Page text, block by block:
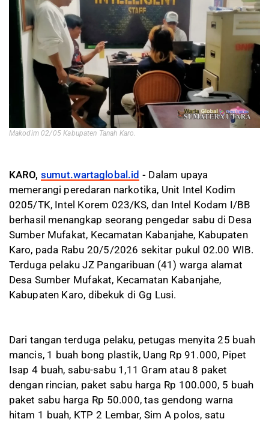
Makodim 02/05 Kabupaten Tanah Karo.
KARO,sumut.wartaglobal.id - Dalam upaya
memerangi peredaran narkotika, Unit Intel Kodim
0205/TK, Intel Korem 023/KS, dan Intel Kodam I/BB
berhasil menangkap seorang pengedar sabu di Desa
Sumber Mufakat, Kecamatan Kabanjahe, Kabupaten
Karo, pada Rabu 20/5/2026 sekitar pukul 02.00 WIB.
Terduga pelaku JZ Pangaribuan (41) warga alamat
Desa Sumber Mufakat, Kecamatan Kabanjahe,
Kabupaten Karo, dibekuk di Gg Lusi.
Dari tangan terduga pelaku, petugas menyita 25 buah
mancis, 1 buah bong plastik, Uang Rp 91.000, Pipet
Isap 4 buah, sabu-sabu 1,11 Gram atau 8 paket
dengan rincian, paket sabu harga Rp 100.000, 5 buah
paket sabu harga Rp 50.000, tas gendong warna
hitam 1 buah, KTP 2 Lembar, Sim A polos, satu